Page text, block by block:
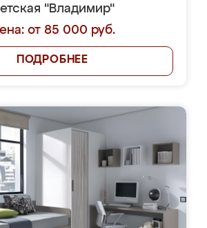
"Владимир"
от 85 000 руб.
ПОДРОБНЕЕ